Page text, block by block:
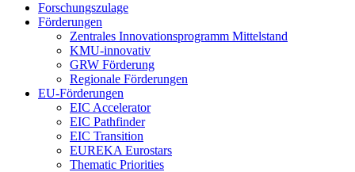
Forschungszulage
Förderungen
Zentrales Innovationsprogramm Mittelstand
KMU-innovativ
GRW Förderung
Regionale Förderungen
EU-Förderungen
EIC Accelerator
EIC Pathfinder
EIC Transition
EUREKA Eurostars
Thematic Priorities